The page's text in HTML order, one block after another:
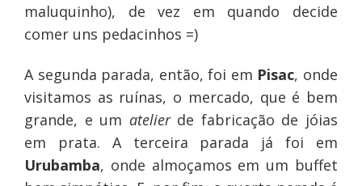
maluquinho), de vez em quando decide
comer uns pedacinhos =)
A segunda parada, então, foi em Pisac, onde
visitamos as ruínas, o mercado, que é bem
grande, e um atelierde fabricação de jóias
em prata. A terceira parada já foi em
Urubamba, onde almoçamos em um buffet